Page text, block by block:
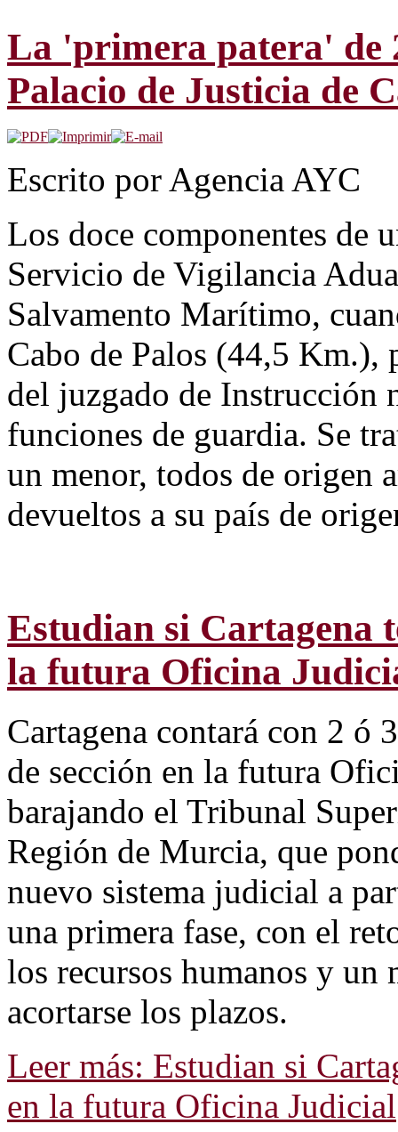
La 'primera patera' de
Palacio de Justicia de
Escrito por Agencia AYC
Los doce componentes de
Servicio de Vigilancia
Salvamento Marítimo,
Cabo de Palos (44,5 Km.),
del juzgado de Instrucción
funciones de guardia. Se
un menor, todos de origen
devueltos a su país de
Estudian si Cartagena
la futura Oficina
Cartagena contará con 2 ó
de sección en la futura
barajando el Tribunal
Región de Murcia, que
nuevo sistema judicial a
una primera fase, con el
los recursos humanos y
acortarse los plazos.
Leer más: Estudian si
en la futura Oficina Judicial